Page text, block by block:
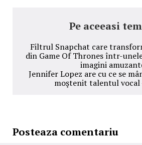
Pe aceeasi
Filtrul Snapchat care
din Game Of Thrones într-
imagini
Jennifer Lopez are cu ce se
moştenit talentul vocal
Posteaza comentariu